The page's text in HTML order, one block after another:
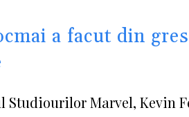
a facut din
Studiourilor Marvel, Kevin